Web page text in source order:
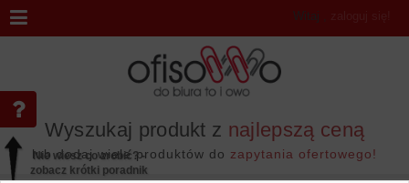
Wyszukaj produkt z najlepszą ceną
lub dodaj wiele produktów do zapytania ofertowego!
Witaj ,
Nie wiesz co zrobić? -
zobacz krótki poradnik